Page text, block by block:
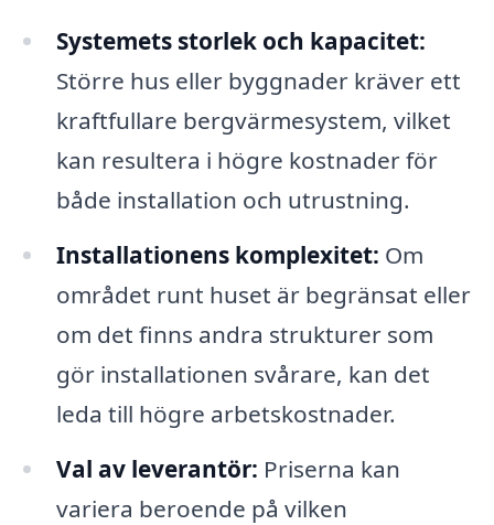
Systemets storlek och kapacitet:
Större hus eller byggnader kräver ett
kraftfullare bergvärmesystem, vilket
kan resultera i högre kostnader för
både installation och utrustning.
Installationens komplexitet: Om
området runt huset är begränsat eller
om det finns andra strukturer som
gör installationen svårare, kan det
leda till högre arbetskostnader.
Val av leverantör: Priserna kan
variera beroende på vilken